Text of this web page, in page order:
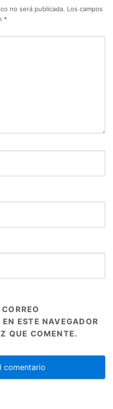
no será publicada. Los campos
*
ESTE NAVEGADOR
QUE COMENTE.